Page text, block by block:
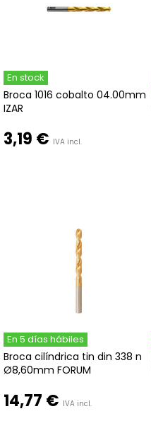
En stock
Broca 1016 cobalto 04.00mm
IZAR
3,19 € IVA incl.
En 5 días hábiles
Broca cilíndrica tin din 338 n
Ø8,60mm FORUM
14,77 € IVA incl.